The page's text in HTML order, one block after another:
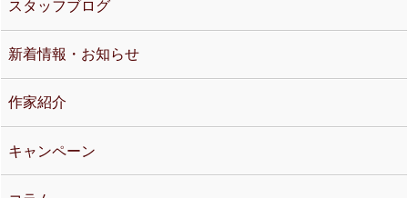
スタッフブログ
新着情報・お知らせ
作家紹介
キャンペーン